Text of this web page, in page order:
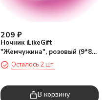
209 ₽
Ночник iLikeGift
"Жемчужина", розовый (9*8
см) Осталось 2 шт.
В корзину